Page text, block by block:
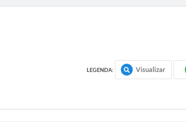
LEGENDA: Visualizar